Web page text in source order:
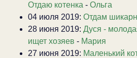
Отдаю котенка - Ольга
04 июля 2019: Отдам
28 июня 2019: Дуся -
ищет хозяев - Мария
27 июня 2019: Маленький